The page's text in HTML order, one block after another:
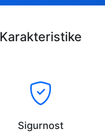
Karakteristike
Sigurnost